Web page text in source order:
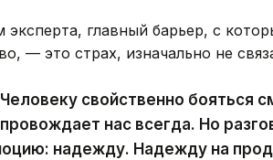
эксперта, главный барьер, с
— это страх, изначально не
свойственно бояться
нас всегда. Но
надежду. Надежду на